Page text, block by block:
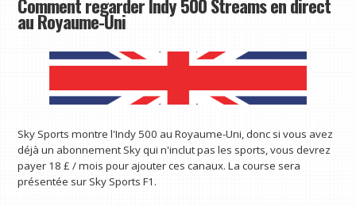
au Royaume-Uni
Sky Sports montre l'Indy 500 au Royaume-Uni, donc si vous avez
déjà un abonnement Sky qui n'inclut pas les sports, vous devrez
payer 18 £ / mois pour ajouter ces canaux. La course sera
présentée sur Sky Sports F1.